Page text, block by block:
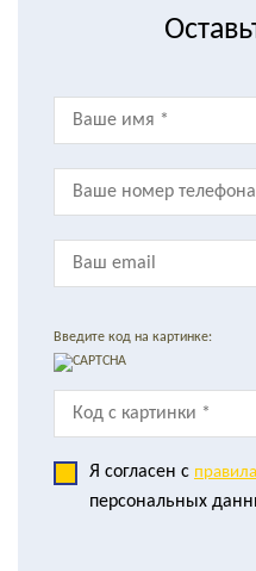
Введите код на картинке:
Я согласен с
персональных